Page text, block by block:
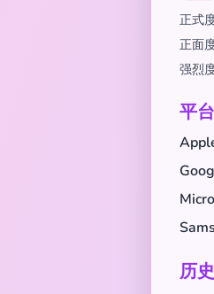
正式
正面
强烈
平
历